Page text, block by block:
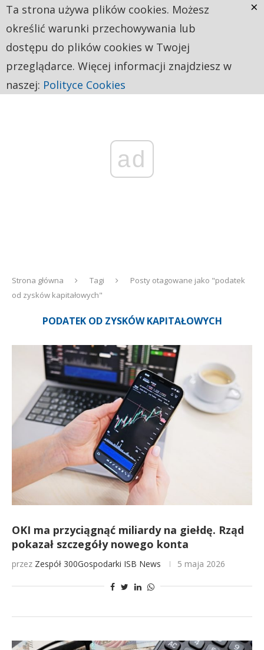
ad
Strona główna Tagi
Posty otagowane jako "podatek
od zysków kapitałowych"
PODATEK OD ZYSKÓW KAPITAŁOWYCH
OKI ma przyciągnąć miliardy na giełdę. Rząd
pokazał szczegóły nowego konta
przez Zespół 300Gospodarki ISB News 5 maja 2026
Ta strona używa plików cookies. Możesz
określić warunki przechowywania lub
dostępu do plików cookies w Twojej
przeglądarce. Więcej informacji znajdziesz w
naszej: Polityce Cookies
×